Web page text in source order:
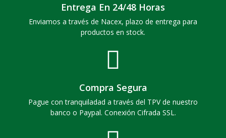
Entrega En 24/48 Horas
Enviamos a través de Nacex, plazo de entrega para
productos en stock.
Compra Segura
Pague con tranquiladad a través del TPV de nuestro
banco o Paypal. Conexión Cifrada SSL.